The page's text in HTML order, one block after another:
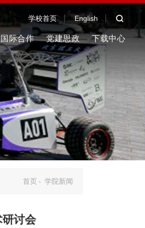
学校首页 English
国际合作 党建思政 下载中心
首页- 学院新闻
讨会